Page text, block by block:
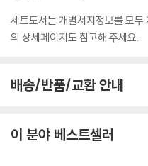
세트도서는 개별서지정보를 모두
의 상세페이지도 참고해 주세요.
배송/반품/교환 안내
이 분야 베스트셀러